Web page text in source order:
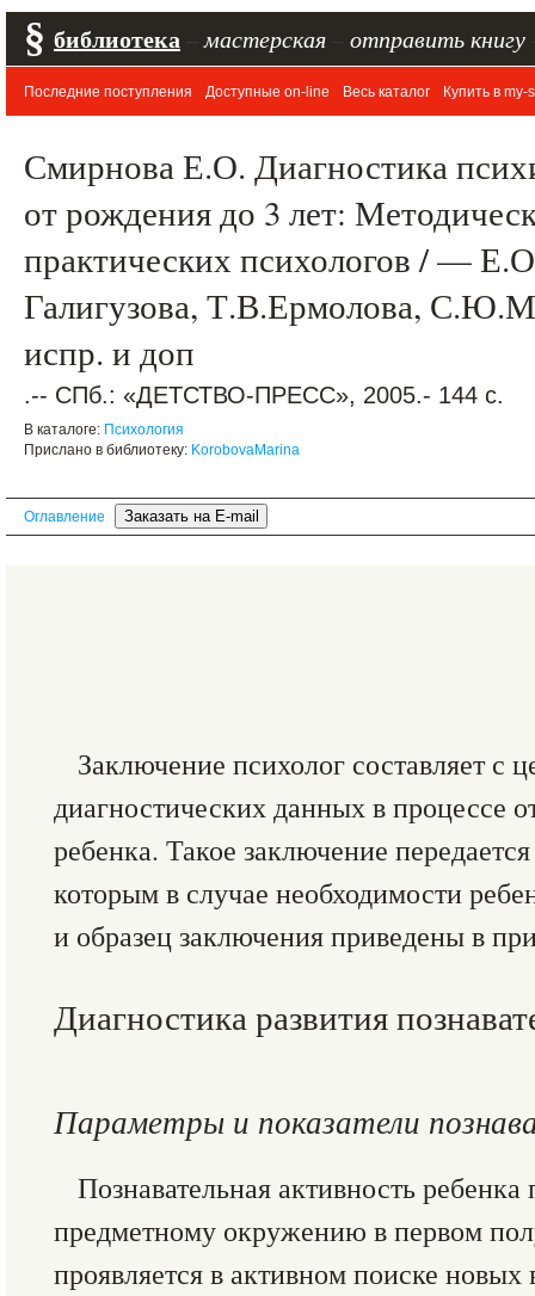
§ библиотека мастерская отправить книгу
Последние поступления Доступные on-line Весь каталог Купить в my-
Смирнова Е.О. Диагностика
от рождения до 3 лет:
практических психологов / —
Галигузова, Т.В.Ермолова,
испр. и доп
.-- СПб.: «ДЕТСТВО-ПРЕСС», 2005.- 144 с.
В каталоге: Психология
Прислано в библиотеку: KorobovaMarina
Оглавление
Заключение психолог составляет с
диагностических данных в процессе
ребенка. Такое заключение
которым в случае необходимости
и образец заключения приведены в
Диагностика развития
Параметры и показатели
Познавательная активность
предметному окружению в первом
проявляется в активном поиске